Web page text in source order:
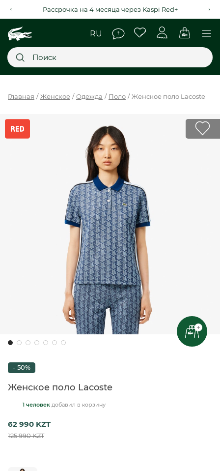
Рассрочка на 4 месяца через Kaspi Red+
НОВИНКИ
SALE
ЖЕНСКОЕ
МЫ LACOSTE
Главная Женское Одежда Поло Женское поло Lacoste
+
- 50%
Женское поло Lacoste
1 человек добавил в корзину
62 990 KZT
125 990 KZT